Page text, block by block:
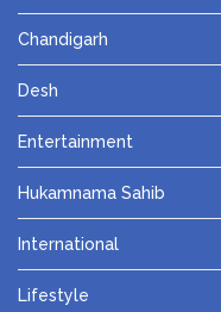
Chandigarh
Desh
Entertainment
Hukamnama Sahib
International
Lifestyle